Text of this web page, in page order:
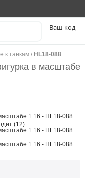
----
к танкам / HL18-088
в масштабе
(12)